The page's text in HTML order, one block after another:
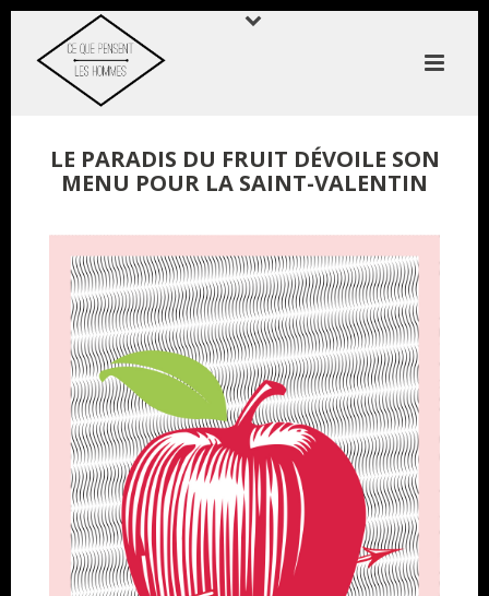
LE PARADIS DU FRUIT DÉVOILE SON
MENU POUR LA SAINT-VALENTIN